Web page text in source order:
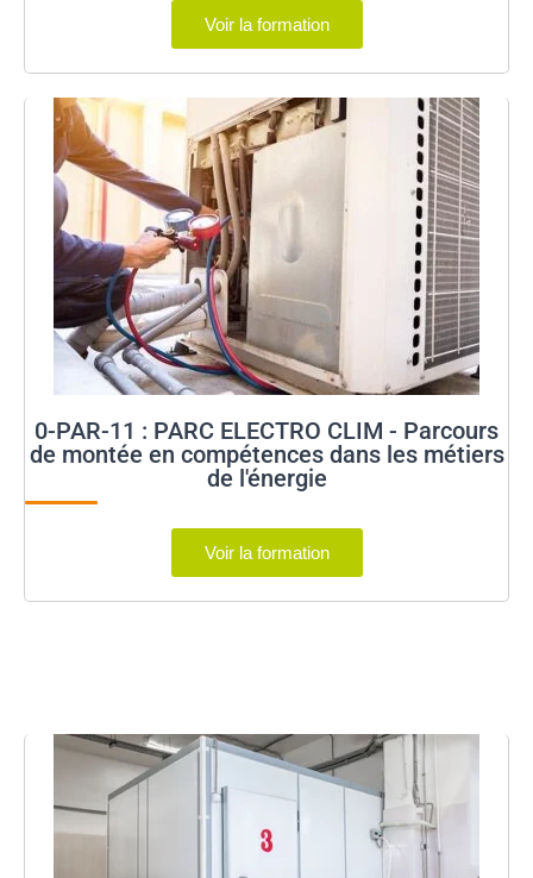
Voir la formation
0-PAR-11 : PARC ELECTRO CLIM - Parcours
de montée en compétences dans les métiers
de l'énergie
Voir la formation